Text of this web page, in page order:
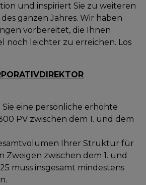
und inspiriert Sie zu weiteren
ganzen Jahres. Wir haben
vorbereitet, die Ihnen
noch leichter zu erreichen. Los
Sie eine persönliche erhöhte
PV zwischen dem 1. und dem
Ihrer Struktur für
Zweigen zwischen dem 1. und
muss insgesamt mindestens